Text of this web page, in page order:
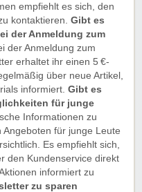
empfiehlt es sich, den
kontaktieren. Gibt es
der Anmeldung zum
der Anmeldung zum
erhaltet ihr einen 5 €-
über neue Artikel,
informiert. Gibt es
für junge
Informationen zu
für junge Leute
Es empfiehlt sich,
den Kundenservice direkt
informiert zu
zu sparen